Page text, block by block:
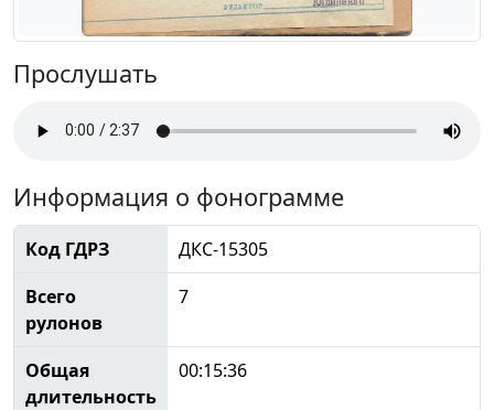
Прослушать
Информация о фонограмме
Код ГДРЗ
ДКС-15305
Всего
рулонов
7
Общая
длительность
00:15:36